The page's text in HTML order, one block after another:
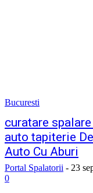
Bucuresti
curatare
auto tapiterie
Auto Cu Aburi
Portal Spalatorii - 23
0